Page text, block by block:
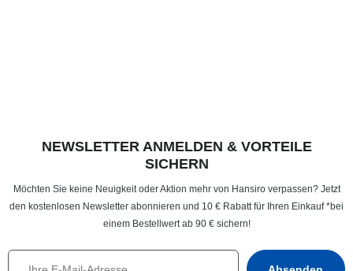
NEWSLETTER ANMELDEN & VORTEILE
SICHERN
Möchten Sie keine Neuigkeit oder Aktion mehr von Hansiro verpassen? Jetzt
den kostenlosen Newsletter abonnieren und 10 € Rabatt für Ihren Einkauf *bei
einem Bestellwert ab 90 € sichern!